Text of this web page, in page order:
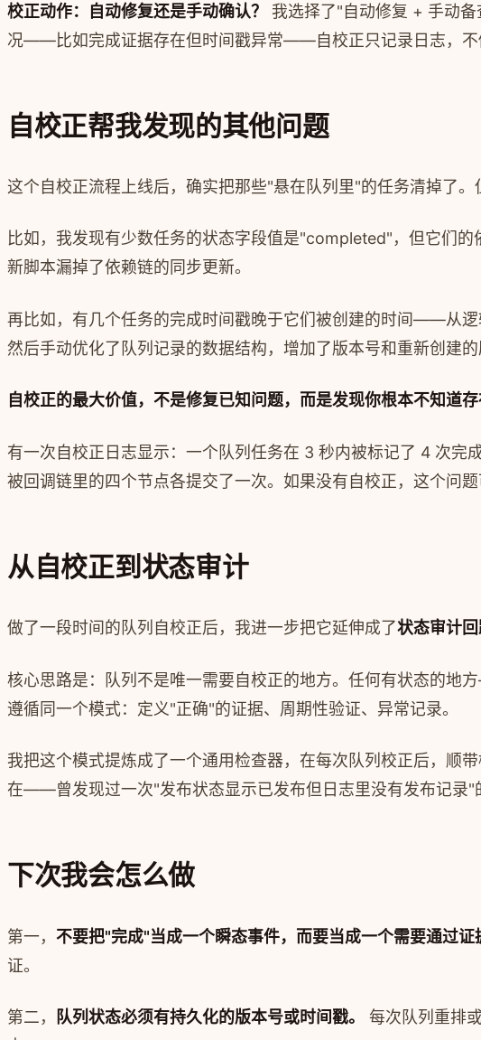
校正动作：自动修复还是手动确认？
我选择了"自动修复 + 手动
况——比如完成证据存在但时间戳异常——自校正只记录日志，不
自校正帮我发现的其他问题
这个自校正流程上线后，确实把那些"悬在队列里"的任务清掉了。
比如，我发现有少数任务的状态字段值是"completed"，但它们
新脚本漏掉了依赖链的同步更新。
再比如，有几个任务的完成时间戳晚于它们被创建的时间——从逻
然后手动优化了队列记录的数据结构，增加了版本号和重新创建的
自校正的最大价值，不是修复已知问题，而是发现你根本不知道存
有一次自校正日志显示：一个队列任务在 3 秒内被标记了 4 次
被回调链里的四个节点各提交了一次。如果没有自校正，这个问
从自校正到状态审计
做了一段时间的队列自校正后，我进一步把它延伸成了状态审计
核心思路是：队列不是唯一需要自校正的地方。任何有状态的
遵循同一个模式：定义"正确"的证据、周期性验证、异常记录。
我把这个模式提炼成了一个通用检查器，在每次队列校正后，顺
在——曾发现过一次"发布状态显示已发布但日志里没有发布记录"
下次我会怎么做
第一， 不要把"完成"当成一个瞬态事件，而要当成一个需要通过证
证。
第二， 队列状态必须有持久化的版本号或时间戳。
每次队列重排